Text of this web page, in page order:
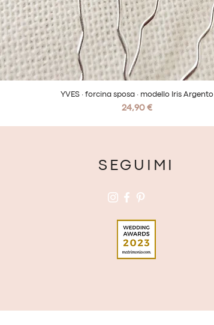
Vista rapida
YVES · forcina sposa · modello Iris Argento
Prezzo
24,90 €
SEGUIMI